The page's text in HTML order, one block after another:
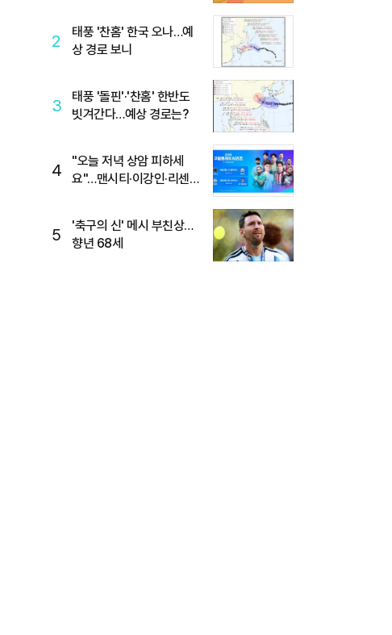
2
태풍 '찬홈' 한국 오나…예
상 경로 보니
3
태풍 '돌핀'·'찬홈' 한반도
빗겨간다…예상 경로는?
4
"오늘 저녁 상암 피하세
요"…맨시티·이강인·리센느
5
'축구의 신' 메시 부친상…
향년 68세